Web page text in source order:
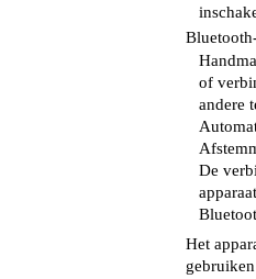
of
andere
De
Het